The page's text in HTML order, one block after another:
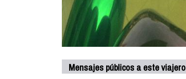
Mensajes públicos a este viajero